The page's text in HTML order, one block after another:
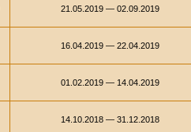
21.05.2019 — 02.09.2019
16.04.2019 — 22.04.2019
01.02.2019 — 14.04.2019
14.10.2018 — 31.12.2018